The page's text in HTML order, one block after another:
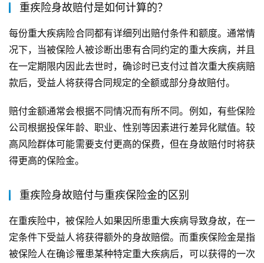
重疾险身故赔付是如何计算的？
每份重大疾病险合同都有详细列出赔付条件和额度。通常情
况下，当被保险人被诊断出患有合同约定的重大疾病，并且
在一定期限内因此去世时，确诊时已支付过首次重大疾病赔
款后，受益人将获得合同规定的全额或部分身故赔付。
赔付金额通常会根据不同情况而有所不同。例如，有些保险
公司根据投保年龄、职业、性别等因素进行差异化赋值。较
高风险群体可能需要支付更高的保费，但在身故赔付时将获
得更高的保险金。
重疾险身故赔付与重疾保险金的区别
在重疾险中，被保险人如果因所患重大疾病导致身故，在一
定条件下受益人将获得额外的身故赔偿。而重疾保险金是指
被保险人在确诊罹患某种特定重大疾病后，可以获得的一次